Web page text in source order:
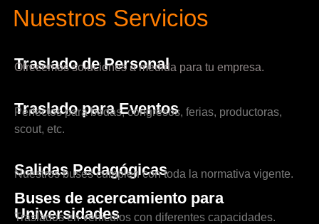
Nuestros Servicios
Traslado de Personal
Ofrecemos soluciones a medida para tu empresa.
Traslado para Eventos
Perfectos para bodas, congresos, ferias, productoras,
scout, etc.
Salidas Pedagógicas
Nuestros buses cumplen con toda la normativa vigente.
Buses de acercamiento para
Universidades
Traslados en vehículos con diferentes capacidades.